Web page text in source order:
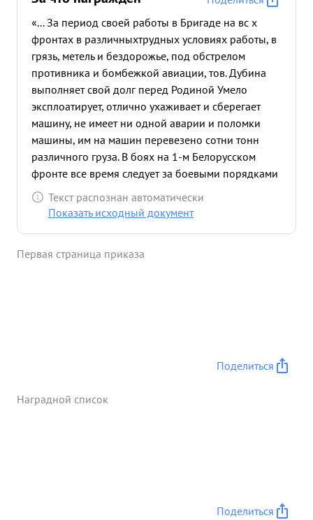
«... За период своей работы в Бригаде на вс х
фронтах в различныхтрудных условиях работы, в
грязь, метель и бездорожье, под обстрелом
противника и бомбежкой авиации, тов. Дубина
выполняет свой долг перед Родиной Умело
эксплоатирует, отлично ухаживает и сберегает
машину, не имеет ни одной аварии и поломки
машины, им на машин перевезено сотни тонн
различного груза. В боях на 1-м Белорусском
фронте все время следует за боевыми порядками
танков, подвозя им боеприпасы и гсм. ...»
Текст распознан автоматически
Показать исходный документ
Первая страница приказа
Поделиться
Наградной список
Поделиться